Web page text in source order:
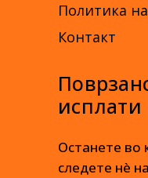
Политика
Контакт
исплати
Останете во
следете нè